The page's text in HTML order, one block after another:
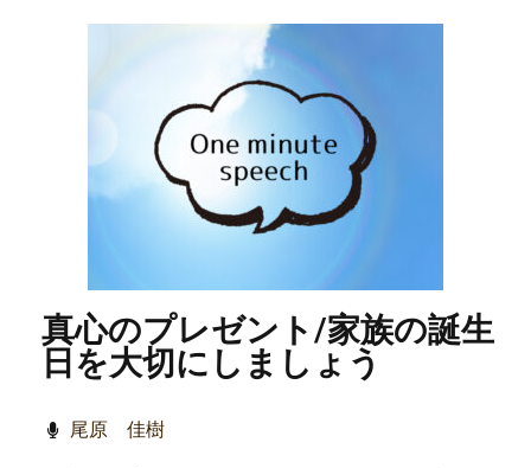
真心のプレゼント/家族の誕生
日を大切にしましょう
尾原 佳樹